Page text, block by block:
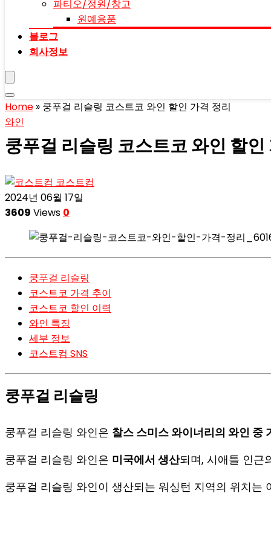
파티오/정원/창고
원예용품
블로그
회사정보
Home » 쿵푸걸 리슬링 코스트코 와인 할인 가격 정리
와인
쿵푸걸 리슬링 코스트코 와인 할인
코스트컴
2024년 06월 17일
3609 Views 0
쿵푸걸 리슬링
코스트코 가격 추이
코스트코 할인 이력
와인 특징
세부 정보
코스트컴 SNS
쿵푸걸 리슬링
쿵푸걸 리슬링 와인은 찰스 스미스 와이너리의 와인 중
쿵푸걸 리슬링 와인은 미국에서 생산되며, 시애틀 인근
쿵푸걸 리슬링 와인이 생산되는 워싱턴 지역의 위치는